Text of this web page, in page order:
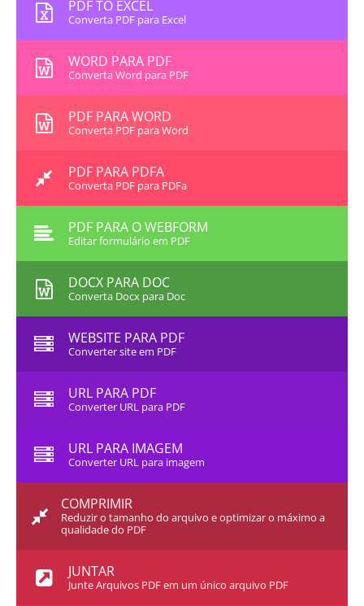
PDF TO EXCEL
Converta PDF para Excel
WORD PARA PDF
Converta Word para PDF
PDF PARA WORD
Converta PDF para Word
PDF PARA PDFA
Converta PDF para PDFa
PDF PARA O WEBFORM
Editar formulário em PDF
DOCX PARA DOC
Converta Docx para Doc
WEBSITE PARA PDF
Converter site em PDF
URL PARA PDF
Converter URL para PDF
URL PARA IMAGEM
Converter URL para imagem
COMPRIMIR
Reduzir o tamanho do arquivo e optimizar o máximo a
qualidade do PDF
JUNTAR
Junte Arquivos PDF em um único arquivo PDF